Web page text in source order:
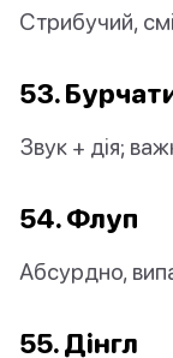
Стрибучий,
53.
Звук + дія;
54. Флуп
Абсурдно,
55. Дінгл